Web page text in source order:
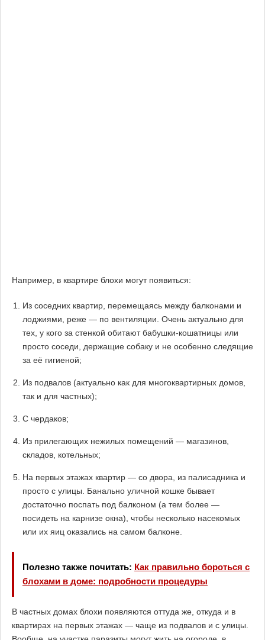
Например, в квартире блохи могут появиться:
Из соседних квартир, перемещаясь между балконами и
лоджиями, реже — по вентиляции. Очень актуально для
тех, у кого за стенкой обитают бабушки-кошатницы или
просто соседи, держащие собаку и не особенно следящие
за её гигиеной;
Из подвалов (актуально как для многоквартирных домов,
так и для частных);
С чердаков;
Из прилегающих нежилых помещений — магазинов,
складов, котельных;
На первых этажах квартир — со двора, из палисадника и
просто с улицы. Банально уличной кошке бывает
достаточно поспать под балконом (а тем более —
посидеть на карнизе окна), чтобы несколько насекомых
или их яиц оказались на самом балконе.
Полезно также почитать: Как правильно бороться с
блохами в доме: подробности процедуры
В частных домах блохи появляются оттуда же, откуда и в
квартирах на первых этажах — чаще из подвалов и с улицы.